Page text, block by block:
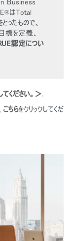
さい
ド
Business
はTotal
たもので、
標を定義、
認定につい
てください。＞
こちらをクリックしてくだ